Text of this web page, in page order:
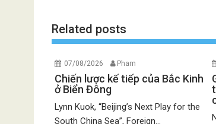
Related posts
07/08/2026 Pham
Chiến lược kế tiếp của Bắc Kinh
ở Biển Đông
Lynn Kuok, “Beijing’s Next Play for the
South China Sea”, Foreign...